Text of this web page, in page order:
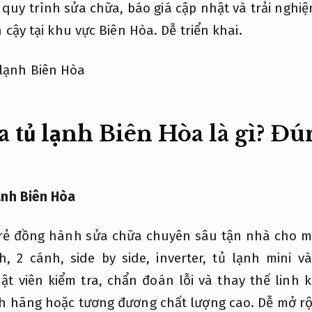
quy trình sửa chữa, báo giá cập nhật và trải
tại khu vực Biên Hòa. Dễ triển khai.
tủ lạnh Biên Hòa là gì?
Biên Hòa
đồng hành sửa chữa chuyên sâu tận nhà cho
2 cánh, side by side, inverter, tủ lạnh mini
viên kiểm tra, chẩn đoán lỗi và thay thế linh
hãng hoặc tương đương chất lượng cao. Dễ mở